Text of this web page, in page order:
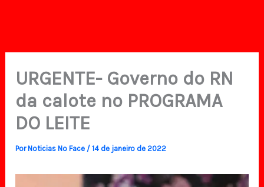
URGENTE- Governo do RN
da calote no PROGRAMA
DO LEITE
PorNoticias No Face /14 de janeiro de 2022